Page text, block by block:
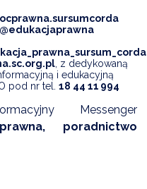
, z dedykowaną
i edukacyjną
pod nr tel. 18 44 11 994
Messenger
poradnictwo